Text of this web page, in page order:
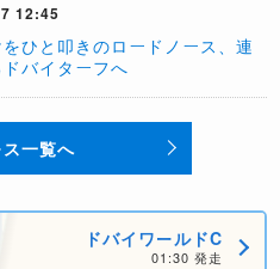
12:45
ひと叩きのロードノース、連
バイターフへ
一覧へ
ドバイワールドC
01:30 発走